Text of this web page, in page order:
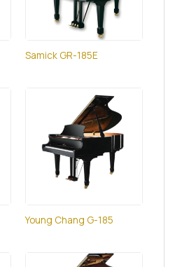
Samick GR-185E
Young Chang G-185